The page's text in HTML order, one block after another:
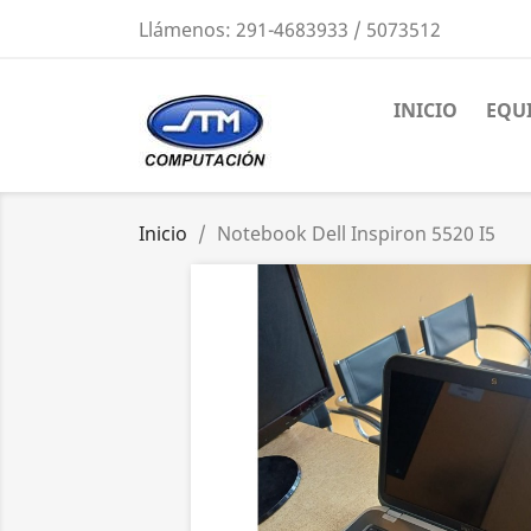
Llámenos: 291-4683933 / 5073512
INICIO
Inicio Notebook Dell Inspiron 5520 I5